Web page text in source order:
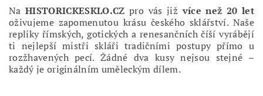
NaHISTORICKESKLO.CZ pro vás jižvíce než 20 let
oživujeme zapomenutou krásu českého sklářství. Naše
repliky římských, gotických a renesančních číší vyrábějí
ti nejlepší mistři skláři tradičními postupy přímo u
rozžhavených pecí. Žádné dva kusy nejsou stejné –
každý je originálním uměleckým dílem.